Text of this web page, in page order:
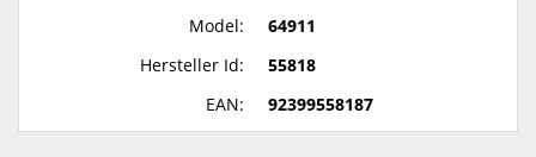
Model:
64911
Hersteller Id:
55818
EAN:
92399558187